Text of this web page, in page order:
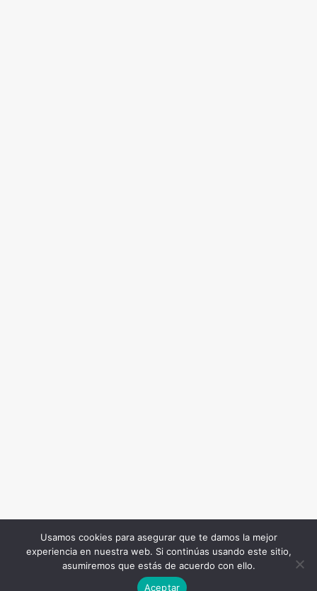
Todos los Derechos Reservados. Somos Noticia COL
© 2026 |Terminos y condiciones|Politica de
Usamos cookies para asegurar que te damos la mejor
experiencia en nuestra web. Si continúas usando este sitio,
asumiremos que estás de acuerdo con ello.
Aceptar